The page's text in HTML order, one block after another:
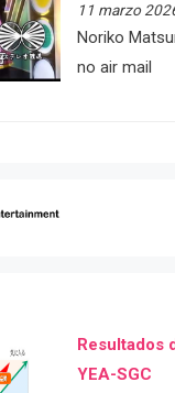
11 marzo
Noriko
no air mail
Resultados
YEA-SGC